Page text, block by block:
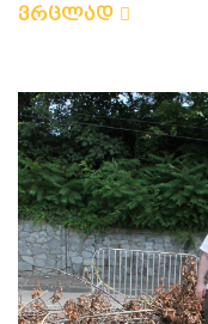
ვრცლად